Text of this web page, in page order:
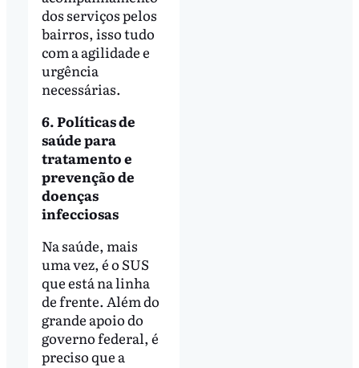
dos serviços pelos
bairros, isso tudo
com a agilidade e
urgência
necessárias.
6. Políticas de
saúde para
tratamento e
prevenção de
doenças
infecciosas
Na saúde, mais
uma vez, é o SUS
que está na linha
de frente. Além do
grande apoio do
governo federal, é
preciso que a